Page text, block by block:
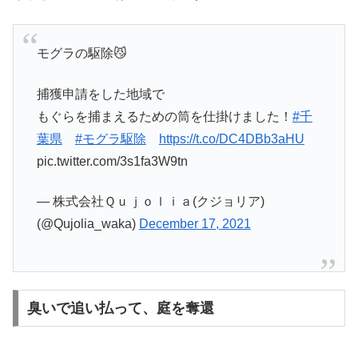
モグラの駆除😼
捕獲申請をした地域で
もぐらを捕まえるための筒を仕掛けました！ #千
葉県
#モグラ駆除
https://t.co/DC4DBb3aHU
pic.twitter.com/3s1fa3W9tn
— 株式会社Ｑｕｊｏｌｉａ(クジョリア)
(@Qujolia_waka) December 17, 2021
臭いで追い払って、庭を奪還